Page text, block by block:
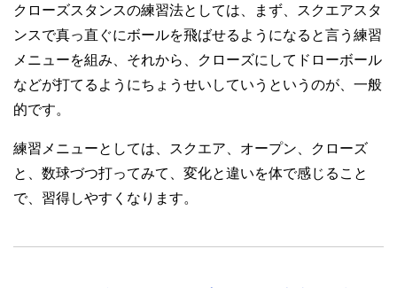
クローズスタンスの練習法としては、まず、スクエアスタ
ンスで真っ直ぐにボールを飛ばせるようになると言う練習
メニューを組み、それから、クローズにしてドローボール
などが打てるようにちょうせいしていうというのが、一般
的です。
練習メニューとしては、スクエア、オープン、クローズ
と、数球づつ打ってみて、変化と違いを体で感じること
で、習得しやすくなります。